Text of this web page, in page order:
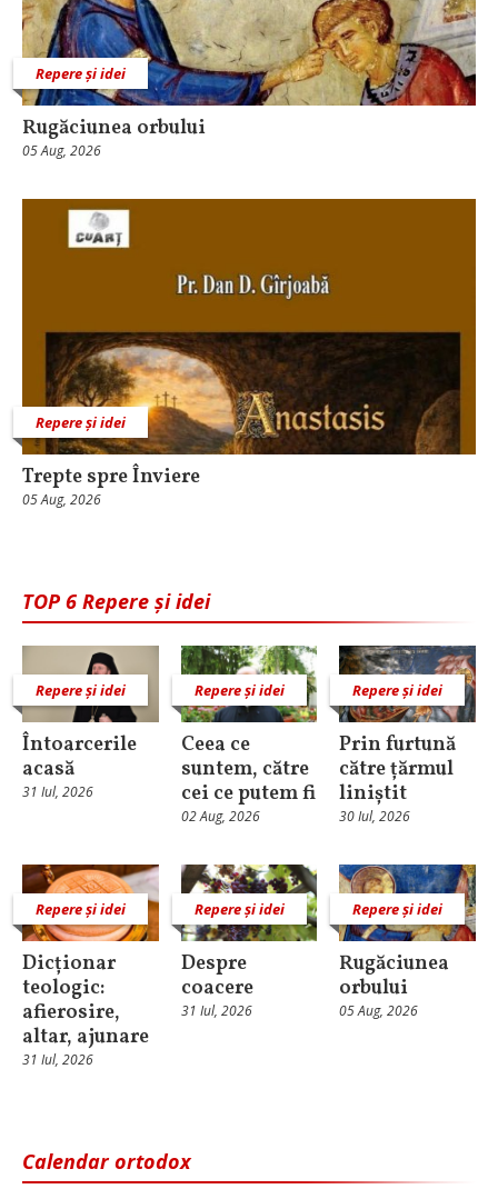
Repere și idei
Rugăciunea orbului
05 Aug, 2026
Repere și idei
Trepte spre Înviere
05 Aug, 2026
TOP 6 Repere și idei
Repere și idei
Întoarcerile
acasă
31 Iul, 2026
Repere și idei
Ceea ce
suntem, către
cei ce putem fi
02 Aug, 2026
Repere și idei
Prin furtună
către țărmul
liniștit
30 Iul, 2026
Repere și idei
Dicționar
teologic:
afierosire,
altar, ajunare
31 Iul, 2026
Repere și idei
Despre
coacere
31 Iul, 2026
Repere și idei
Rugăciunea
orbului
05 Aug, 2026
Calendar ortodox